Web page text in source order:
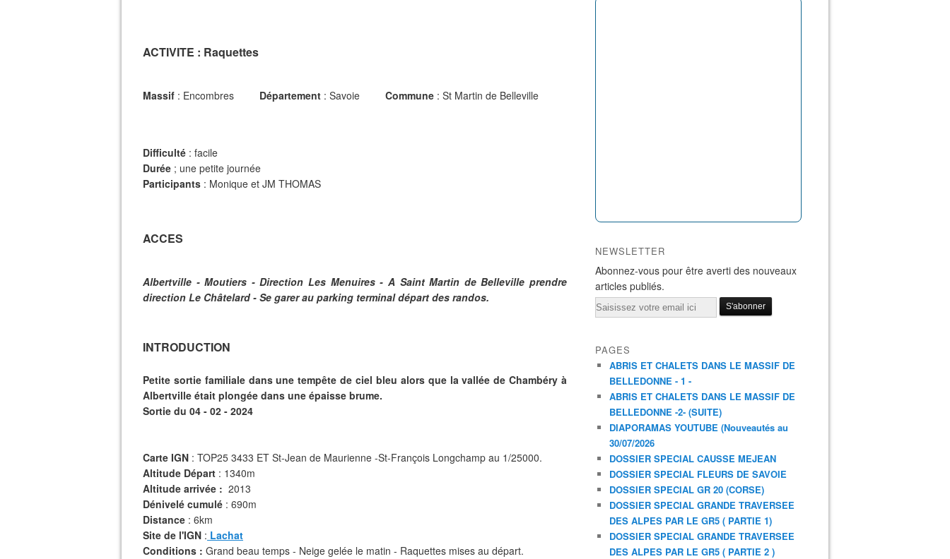
ACTIVITE : Raquettes
Massif : Encombres Département : Savoie Commune : St Martin de Belleville
Difficulté : facile
Durée ; une petite journée
Participants : Monique et JM THOMAS
ACCES
Albertville - Moutiers - Direction Les Menuires - A Saint Martin de Belleville prendre
direction Le Châtelard - Se garer au parking terminal départ des randos.
INTRODUCTION
Petite sortie familiale dans une tempête de ciel bleu alors que la vallée de Chambéry à
Albertville était plongée dans une épaisse brume.
Sortie du 04 - 02 - 2024
Carte IGN : TOP25 3433 ET St-Jean de Maurienne -St-François Longchamp au 1/25000.
Altitude Départ : 1340m
Altitude arrivée : 2013
Dénivelé cumulé : 690m
Distance : 6km
Site de l'IGN : Lachat
Conditions : Grand beau temps - Neige gelée le matin - Raquettes mises au départ.
NEWSLETTER
Abonnez-vous pour être averti des nouveaux
articles publiés.
Email
PAGES
ABRIS ET CHALETS DANS LE MASSIF DE
BELLEDONNE - 1 -
ABRIS ET CHALETS DANS LE MASSIF DE
BELLEDONNE -2- (SUITE)
DIAPORAMAS YOUTUBE (Nouveautés au
30/07/2026
DOSSIER SPECIAL CAUSSE MEJEAN
DOSSIER SPECIAL FLEURS DE SAVOIE
DOSSIER SPECIAL GR 20 (CORSE)
DOSSIER SPECIAL GRANDE TRAVERSEE
DES ALPES PAR LE GR5 ( PARTIE 1)
DOSSIER SPECIAL GRANDE TRAVERSEE
DES ALPES PAR LE GR5 ( PARTIE 2 )